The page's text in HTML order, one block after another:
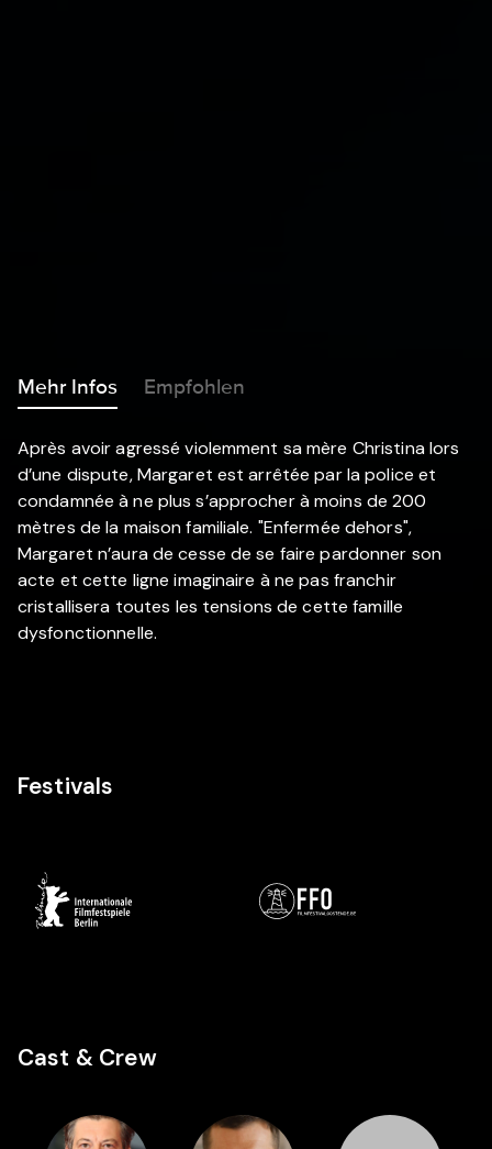
Mehr Infos Empfohlen
Après avoir agressé violemment sa mère Christina lors
d’une dispute, Margaret est arrêtée par la police et
condamnée à ne plus s’approcher à moins de 200
mètres de la maison familiale. "Enfermée dehors",
Margaret n’aura de cesse de se faire pardonner son
acte et cette ligne imaginaire à ne pas franchir
cristallisera toutes les tensions de cette famille
dysfonctionnelle.
Festivals
Cast & Crew